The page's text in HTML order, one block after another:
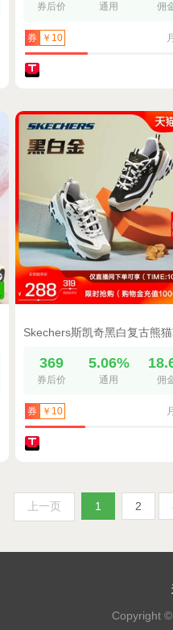
券后价 通用 佣
券 ￥10
369
券后价
5.06%
通用 佣
券 ￥10
上一页 1 2
Copyright